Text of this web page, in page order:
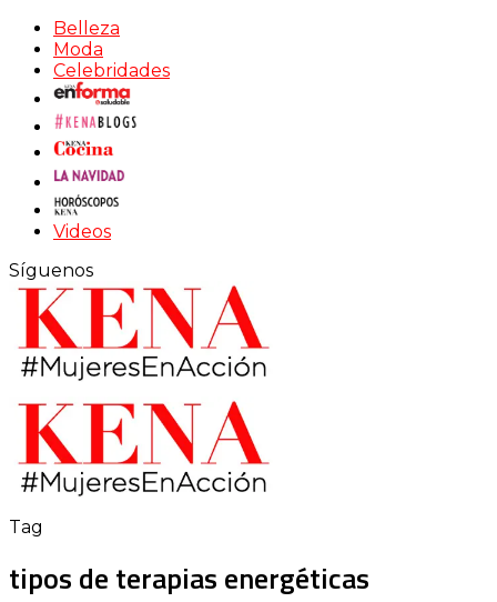
Belleza
Moda
Celebridades
Videos
Síguenos
Tag
tipos de terapias energéticas